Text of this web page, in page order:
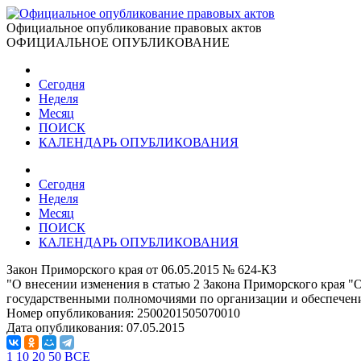
Официальное опубликование правовых актов
ОФИЦИАЛЬНОЕ ОПУБЛИКОВАНИЕ
Сегодня
Неделя
Месяц
ПОИСК
КАЛЕНДАРЬ ОПУБЛИКОВАНИЯ
Сегодня
Неделя
Месяц
ПОИСК
КАЛЕНДАРЬ ОПУБЛИКОВАНИЯ
Закон Приморского края от 06.05.2015 № 624-КЗ
"О внесении изменения в статью 2 Закона Приморского края
государственными полномочиями по организации и
Номер опубликования: 2500201505070010
Дата опубликования: 07.05.2015
1 10 20 50 ВСЕ